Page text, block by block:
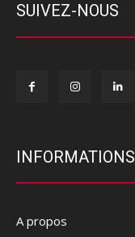
SUIVEZ-NOUS
INFORMATIONS
A propos